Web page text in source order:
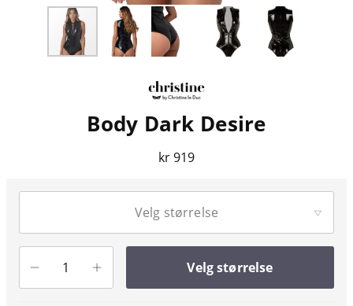
Body Dark Desire
kr 919
Velg størrelse
Velg størrelse